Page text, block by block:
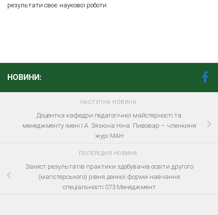
результати своє наукової роботи.
НОВИНИ:
НАСТУПНА НОВИНА
Доцентка кафедри педагогічної майстерності та
менеджменту імені І.А. Зязюна Ніна Пивовар – членкиня
журі МАН
ПОПЕРЕДНЯ НОВИНА
Захист результатів практики здобувачів освіти другого
(магістерського) рівня денної форми навчання
спеціальності 073 Менеджмент